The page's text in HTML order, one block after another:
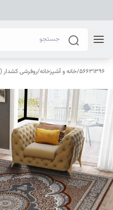
56631396
/خانه و آشپزخانه/روفرشی کشدار